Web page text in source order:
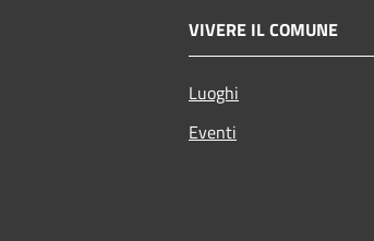
VIVERE IL COMUNE
Luoghi
Eventi